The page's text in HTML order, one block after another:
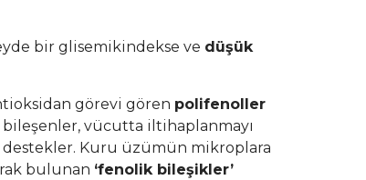
bir glisemikindekse ve düşük
görevi gören polifenoller
vücutta iltihaplanmayı
destekler. Kuru üzümün mikroplara
bulunan ‘fenolik bileşikler’